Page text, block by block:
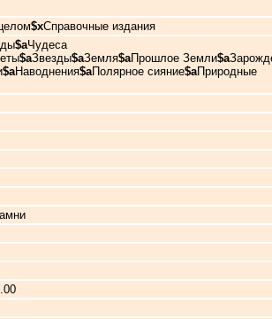
$xСправочные издания
$aЧудеса
$aЗвезды$aЗемля$aПрошлое Земли$a
$aНаводнения$aПолярное сияние$aПриродные